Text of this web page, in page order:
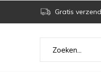
Gratis